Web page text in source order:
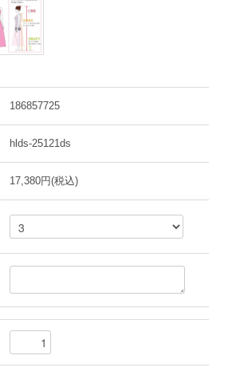
186857725
hlds-25121ds
17,380円(税込)